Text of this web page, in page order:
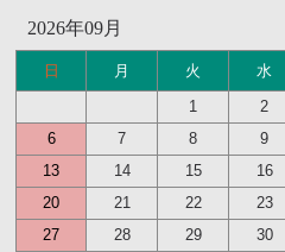
2026年09月
日 月 火 水
1
2
6
7 8 9
13
14 15 16
20
21 22 23
27
28 29 30